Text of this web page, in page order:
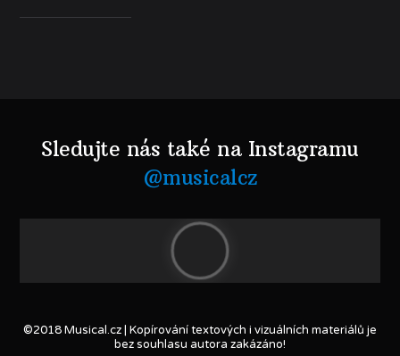
Sledujte nás také na Instagramu
@musicalcz
©2018 Musical.cz | Kopírování textových i vizuálních materiálů je
bez souhlasu autora zakázáno!